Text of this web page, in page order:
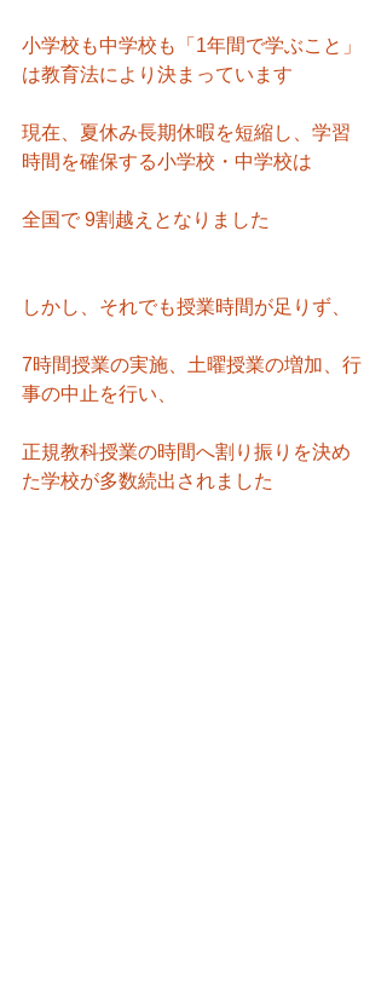
小学校も中学校も「1年間で学ぶこと」
は教育法により決まっています
現在、夏休み長期休暇を短縮し、学習
時間を確保する小学校・中学校は
全国で 9割越えとなりました
しかし、それでも授業時間が足りず、
7時間授業の実施、土曜授業の増加、行
事の中止を行い、
正規教科授業の時間へ割り振りを決め
た学校が多数続出されました